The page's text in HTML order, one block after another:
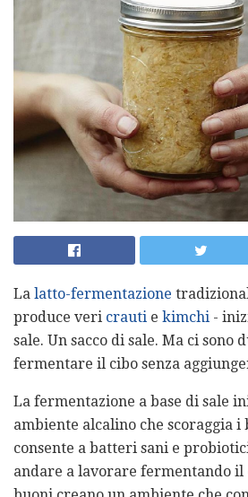
La latto-fermentazione
produce veri crauti e kimchi -
sale. Un sacco di sale. Ma ci sono
fermentare il cibo senza
La fermentazione a base di sale
ambiente alcalino che scoraggia
consente a batteri sani e
andare a lavorare fermentando il